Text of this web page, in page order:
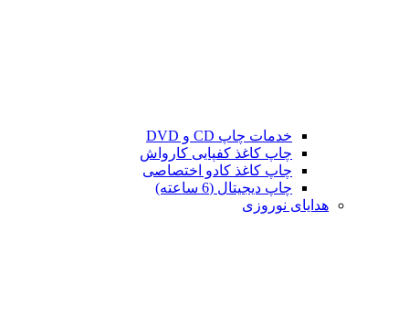
خدمات چاپ CD و DVD
چاپ کاغذ کفپایی کارواش
چاپ کاغذ کادو اختصاصی
چاپ دیجیتال (6 ساعته)
هدایای نوروزی